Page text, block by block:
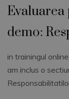
demo:
in trainingul online
am inclus o